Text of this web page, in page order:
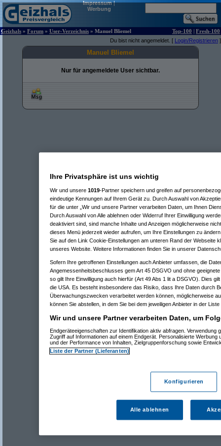
Impressum|
Werbung
Geizhals » Forum » User-Verzeichnis » Manuel Bliemel Top-100 | Fresh-100
Du bist nicht angemeldet. [ Login/Registrieren ]
Manuel Bliemel
Nur für angemeldete User sichtbar.
Ihre Privatsphäre ist uns wichtig
Wir und unsere 1019-Partner speichern und greifen auf
eindeutige Kennungen auf Ihrem Gerät zu. Durch Auswahl von
für die unter „Wir und unsere Partner verarbeiten Daten, um Ihnen
Durch Auswahl von Alle ablehnen oder Widerruf Ihrer Einwilligung
deaktiviert sind, sind manche Inhalte und Anzeigen möglicherweise
dieses Menü jederzeit wieder aufrufen, um Ihre Einstellungen zu
Sie auf den Link Cookie-Einstellungen am unteren Rand der Webseite
unseres Website. Weitere Informationen finden Sie in unserer
Sofern Ihre getroffenen Einstellungen auch Anbieter umfassen, die
Angemessenheitsbeschlusses gem Art 45 DSGVO und ohne
so gilt Ihre Einwilligung auch hierfür (Art 49 Abs 1 lit a DSGVO). Dies
die USA. Es besteht insbesondere das Risiko, dass Ihre Daten durch
Überwachungszwecken verarbeitet werden können, möglicherweise
können Sie abstellen, in dem Sie bei dem jeweiligen Anbieter in der
Wir und unsere Partner verarbeiten Daten, um
Endgeräteeigenschaften zur Identifikation aktiv abfragen. Verwendung
Zugriff auf Informationen auf einem Endgerät. Personalisierte Werbung
und der Performance von Inhalten, Zielgruppenforschung sowie
Liste der Partner (Lieferanten)
Konfigurieren
Alle ablehnen